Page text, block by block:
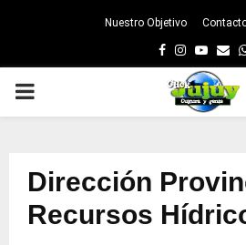
Nuestro Objetivo
Facebook
Instagram
PRIMARY
Dirección
Recursos